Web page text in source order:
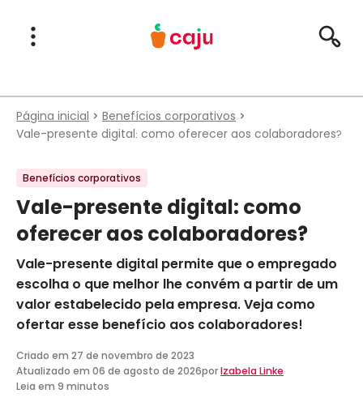
Menu Principal
Abrir Menu
Página inicial
Benefícios corporativos
Vale-presente digital: como oferecer aos colaboradores?
Benefícios corporativos
Vale-presente digital: como
oferecer aos colaboradores?
‍Vale-presente digital permite que o empregado
escolha o que melhor lhe convém a partir de um
valor estabelecido pela empresa. Veja como
ofertar esse benefício aos colaboradores!
Criado em 27 de novembro de 2023
Atualizado em 06 de agosto de 2026porIzabela Linke
Leia em 9 minutos